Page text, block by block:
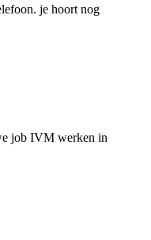
je hoort nog
job IVM werken in